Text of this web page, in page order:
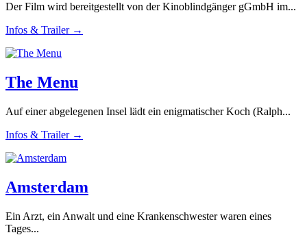
Der Film wird bereitgestellt von der Kinoblindgänger gGmbH im...
Infos & Trailer →
The Menu
Auf einer abgelegenen Insel lädt ein enigmatischer Koch (Ralph...
Infos & Trailer →
Amsterdam
Ein Arzt, ein Anwalt und eine Krankenschwester waren eines
Tages...